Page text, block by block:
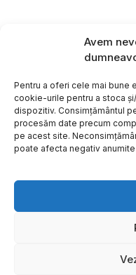
Avem
Pentru a oferi cele mai bune
cookie-urile pentru a stoca
dispozitiv. Consimțământul
procesăm date precum
pe acest site.
poate afecta negativ